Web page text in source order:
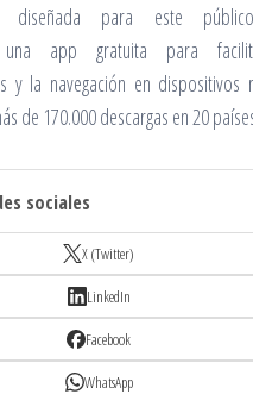
diseñada para este
una app gratuita para
y la navegación en dispositivos
de 170.000 descargas en 20
sociales
X (Twitter)
LinkedIn
Facebook
WhatsApp